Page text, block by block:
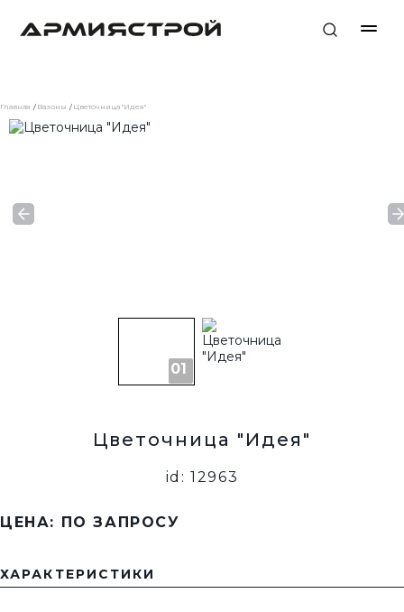
Главная Вазоны Цветочница "Идея"
Цветочница "Идея"
id: 12963
ЦЕНА: ПО ЗАПРОСУ
ХАРАКТЕРИСТИКИ